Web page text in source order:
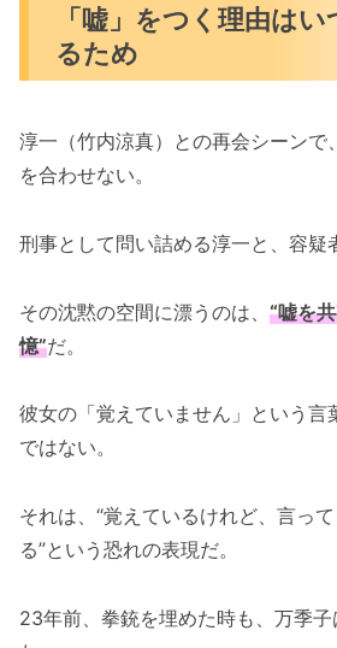
「嘘」をつく理由は
るため
淳一（竹内涼真）との再会シーンで
を合わせない。
刑事として問い詰める淳一と、容疑
その沈黙の空間に漂うのは、 “嘘を
憶”だ。
彼女の「覚えていません」という言
ではない。
それは、“覚えているけれど、言っ
る”という恐れの表現だ。
23年前、拳銃を埋めた時も、万季